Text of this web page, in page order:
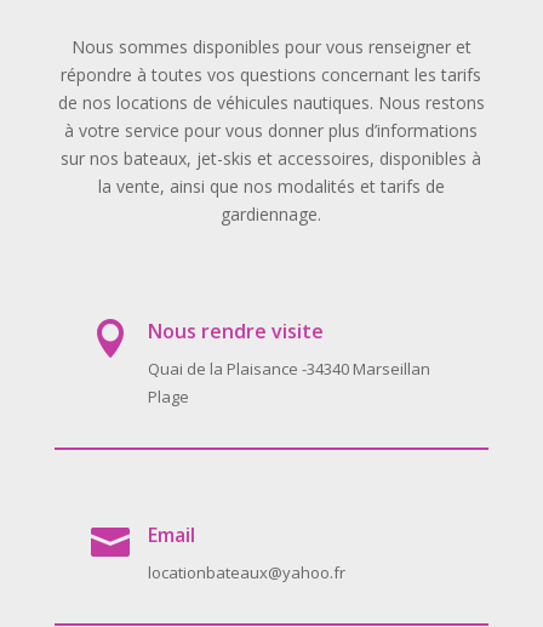
Nous sommes disponibles pour vous renseigner et
répondre à toutes vos questions concernant les tarifs
de nos locations de véhicules nautiques. Nous restons
à votre service pour vous donner plus d’informations
sur nos bateaux, jet-skis et accessoires, disponibles à
la vente, ainsi que nos modalités et tarifs de
gardiennage.
 Nous rendre visite
Quai de la Plaisance -34340 Marseillan
Plage
 Email
locationbateaux@yahoo.fr